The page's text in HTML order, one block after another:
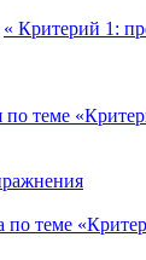
« Критерий 1:
по теме
по теме